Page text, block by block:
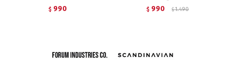
$ 990 $ 990 $ 1.490